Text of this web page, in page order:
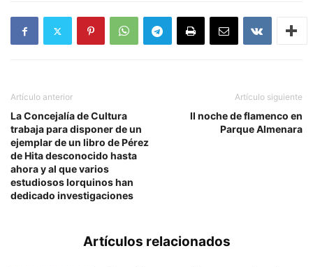
Artículo anterior
La Concejalía de Cultura
trabaja para disponer de un
ejemplar de un libro de Pérez
de Hita desconocido hasta
ahora y al que varios
estudiosos lorquinos han
dedicado investigaciones
Artículo siguiente
II noche de flamenco en
Parque Almenara
Artículos relacionados